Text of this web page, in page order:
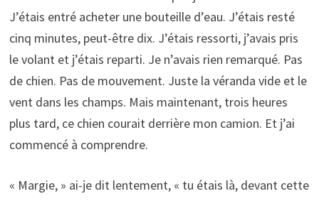
J’étais entré acheter une bouteille d’eau. J’étais resté
cinq minutes, peut-être dix. J’étais ressorti, j’avais pris
le volant et j’étais reparti. Je n’avais rien remarqué. Pas
de chien. Pas de mouvement. Juste la véranda vide et le
vent dans les champs. Mais maintenant, trois heures
plus tard, ce chien courait derrière mon camion. Et j’ai
commencé à comprendre.
« Margie, » ai-je dit lentement, « tu étais là, devant cette